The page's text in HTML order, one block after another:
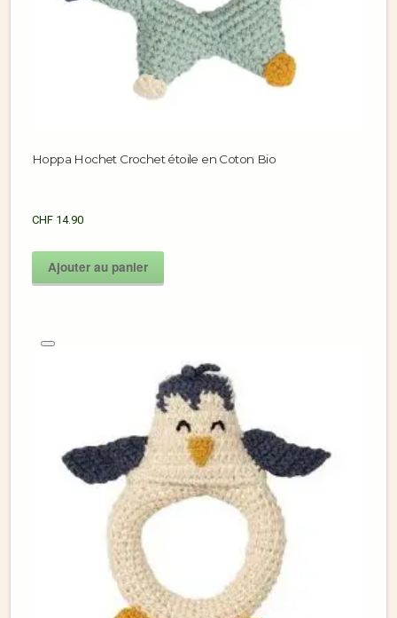
Hoppa Hochet Crochet étoile en Coton Bio
CHF 14.90
Ajouter au panier